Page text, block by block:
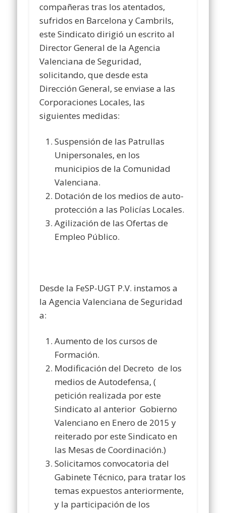
compañeras tras los atentados,
sufridos en Barcelona y Cambrils,
este Sindicato dirigió un escrito al
Director General de la Agencia
Valenciana de Seguridad,
solicitando, que desde esta
Dirección General, se enviase a las
Corporaciones Locales, las
siguientes medidas:
Suspensión de las Patrullas
Unipersonales, en los
municipios de la Comunidad
Valenciana.
Dotación de los medios de auto-
protección a las Policías Locales.
Agilización de las Ofertas de
Empleo Público.
Desde la FeSP-UGT P.V. instamos a
la Agencia Valenciana de Seguridad
a:
Aumento de los cursos de
Formación.
Modificación del Decreto de los
medios de Autodefensa, (
petición realizada por este
Sindicato al anterior Gobierno
Valenciano en Enero de 2015 y
reiterado por este Sindicato en
las Mesas de Coordinación.)
Solicitamos convocatoria del
Gabinete Técnico, para tratar los
temas expuestos anteriormente,
y la participación de los